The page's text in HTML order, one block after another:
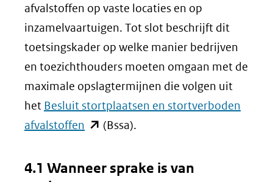
afvalstoffen op vaste locaties en op
inzamelvaartuigen. Tot slot beschrijft dit
toetsingskader op welke manier bedrijven
en toezichthouders moeten omgaan met de
maximale opslagtermijnen die volgen uit
het Besluit stortplaatsen en stortverboden
afvalstoffen (opent
nieuw
(Bssa).
4.1 Wanneer sprake is van